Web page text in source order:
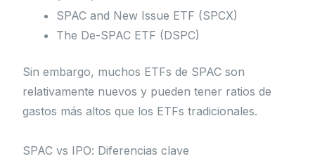
SPAC and New Issue ETF (SPCX)
The De-SPAC ETF (DSPC)
Sin embargo, muchos ETFs de SPAC son
relativamente nuevos y pueden tener ratios de
gastos más altos que los ETFs tradicionales.
SPAC vs IPO: Diferencias clave